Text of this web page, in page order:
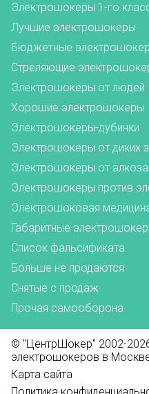
Электрошокеры 1-го
Лучшие электрошокеры
Бюджетные
Стреляющие
Электрошокеры от людей
Хорошие электрошокеры
Электрошокеры-дубинки
Электрошокеры от диких
Электрошокеры от
Электрошокеры против
Электрошоковая
Габаритные
Список фальсификата
Больше не продаются
Снятые с продаж
Прочая самооборона
© "ЦентрШокер" 2002-
электрошокеров в
Карта сайта